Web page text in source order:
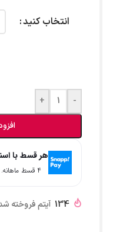
انتخاب کنید
-
+
هر قسط با
۴ قسط ماهانه. بدون سود، چک و ضامن.
134 آیتم فروخته شده